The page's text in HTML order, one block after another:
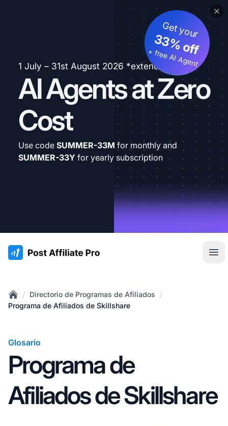
1 July – 31st August 2026 *extended
AI Agents at Zero
Cost
Get your
33% off
+ free AI Agent
Use code SUMMER-33M for monthly and
SUMMER-33Y for yearly subscription
:site.title
Home
/ Directorio de Programas de Afiliados /
Programa de Afiliados de Skillshare
Glosario
Programa de
Afiliados de Skillshare